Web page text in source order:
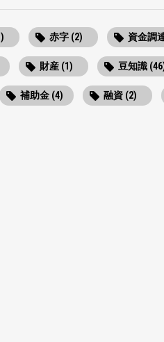
赤字 (2) 資金調
財産 (1) 豆知識
補助金 (4) 融資 (2)